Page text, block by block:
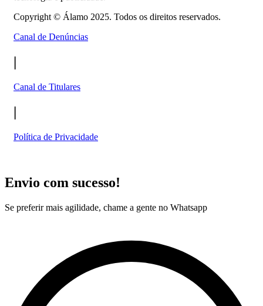
Copyright © Álamo 2025. Todos os direitos reservados.
Canal de Denúncias
Canal de Titulares
Política de Privacidade
Envio com sucesso!
Se preferir mais agilidade, chame a gente no Whatsapp